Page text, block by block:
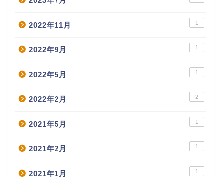
2022年11月 1
2022年9月 1
2022年5月 1
2022年2月 2
2021年5月 1
2021年2月 1
2021年1月 1